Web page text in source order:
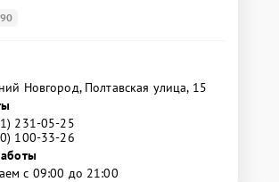
Новгород, Полтавская улица, 15
231-05-25
100-33-26
с 09:00 до 21:00